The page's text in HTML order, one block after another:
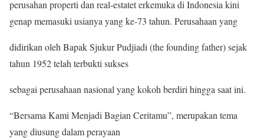
perusahan properti dan real-estatet erkemuka di Indonesia kini
genap memasuki usianya yang ke-73 tahun. Perusahaan yang
didirikan oleh Bapak Sjukur Pudjiadi (the founding father) sejak
tahun 1952 telah terbukti sukses
sebagai perusahaan nasional yang kokoh berdiri hingga saat ini.
“Bersama Kami Menjadi Bagian Ceritamu”, merupakan tema
yang diusung dalam perayaan